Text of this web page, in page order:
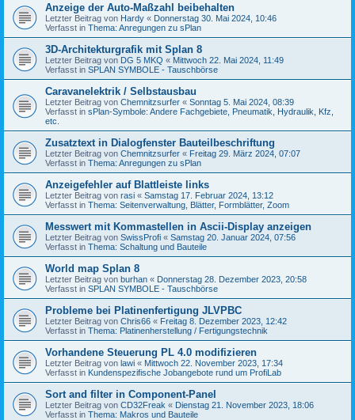
Anzeige der Auto-Maßzahl beibehalten
Letzter Beitrag von Hardy « Donnerstag 30. Mai 2024, 10:46
Verfasst in Thema: Anregungen zu sPlan
3D-Architekturgrafik mit Splan 8
Letzter Beitrag von DG 5 MKQ « Mittwoch 22. Mai 2024, 11:49
Verfasst in SPLAN SYMBOLE - Tauschbörse
Caravanelektrik / Selbstausbau
Letzter Beitrag von Chemnitzsurfer « Sonntag 5. Mai 2024, 08:39
Verfasst in sPlan-Symbole: Andere Fachgebiete, Pneumatik, Hydraulik, Kfz,
etc.
Zusatztext in Dialogfenster Bauteilbeschriftung
Letzter Beitrag von Chemnitzsurfer « Freitag 29. März 2024, 07:07
Verfasst in Thema: Anregungen zu sPlan
Anzeigefehler auf Blattleiste links
Letzter Beitrag von rasi « Samstag 17. Februar 2024, 13:12
Verfasst in Thema: Seitenverwaltung, Blätter, Formblätter, Zoom
Messwert mit Kommastellen in Ascii-Display anzeigen
Letzter Beitrag von SwissProfi « Samstag 20. Januar 2024, 07:56
Verfasst in Thema: Schaltung und Bauteile
World map Splan 8
Letzter Beitrag von burhan « Donnerstag 28. Dezember 2023, 20:58
Verfasst in SPLAN SYMBOLE - Tauschbörse
Probleme bei Platinenfertigung JLVPBC
Letzter Beitrag von Chris66 « Freitag 8. Dezember 2023, 12:42
Verfasst in Thema: Platinenherstellung / Fertigungstechnik
Vorhandene Steuerung PL 4.0 modifizieren
Letzter Beitrag von lawi « Mittwoch 22. November 2023, 17:34
Verfasst in Kundenspezifische Jobangebote rund um ProfiLab
Sort and filter in Component-Panel
Letzter Beitrag von CD32Freak « Dienstag 21. November 2023, 18:06
Verfasst in Thema: Makros und Bauteile